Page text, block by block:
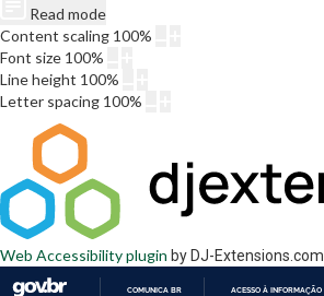
Read mode
Content scaling 100%
Font size 100%
Line height 100%
Letter spacing 100%
Web Accessibility plugin by DJ-Extensions.com
COMUNICA BR ACESSO À INFORMAÇÃO